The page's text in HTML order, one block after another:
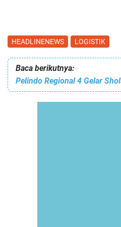
HEADLINENEWS LOGISTIK
Baca berikutnya: